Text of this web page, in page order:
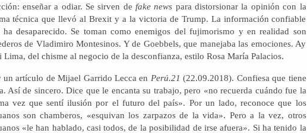
enseñar a odiar. Se sirven de fake news para distorsionar la opinión con la
técnica que llevó al Brexit y a la victoria de Trump. La información confiable
ha desaparecido. Se toman como enemigos del fujimorismo y en realidad son
de Vladimiro Montesinos. Y de Goebbels, que manejaba las emociones. Ay
Lima, del chisme al negocio de la desconfianza, estilo Rosa María Palacios.
un artículo de Mijael Garrido Lecca en Perú.21(22.09.2018). Confiesa que tiene
Así de sincero. Dice que le encanta su trabajo, pero «no recuerda cuándo fue la
vez que sentí ilusión por el futuro del país». Por un lado, reconoce que los
son chamberos, «esquivan los zarpazos de la vida». Pero a la vez, otros
«le han hablado, casi todos, de la posibilidad de irse afuera». Si ha tenido la